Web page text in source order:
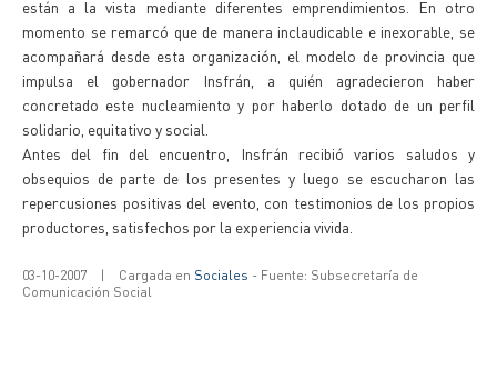
están a la vista mediante diferentes emprendimientos. En otro
momento se remarcó que de manera inclaudicable e inexorable, se
acompañará desde esta organización, el modelo de provincia que
impulsa el gobernador Insfrán, a quién agradecieron haber
concretado este nucleamiento y por haberlo dotado de un perfil
solidario, equitativo y social.
Antes del fin del encuentro, Insfrán recibió varios saludos y
obsequios de parte de los presentes y luego se escucharon las
repercusiones positivas del evento, con testimonios de los propios
productores, satisfechos por la experiencia vivida.
03-10-2007 | Cargada en Sociales - Fuente: Subsecretaría de
Comunicación Social